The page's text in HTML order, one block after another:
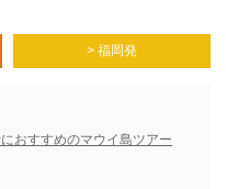
> 福岡発
おすすめのマウイ島ツアー